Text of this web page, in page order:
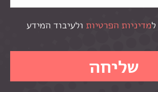
מדיניות הפרטיות ולעיבוד המידע